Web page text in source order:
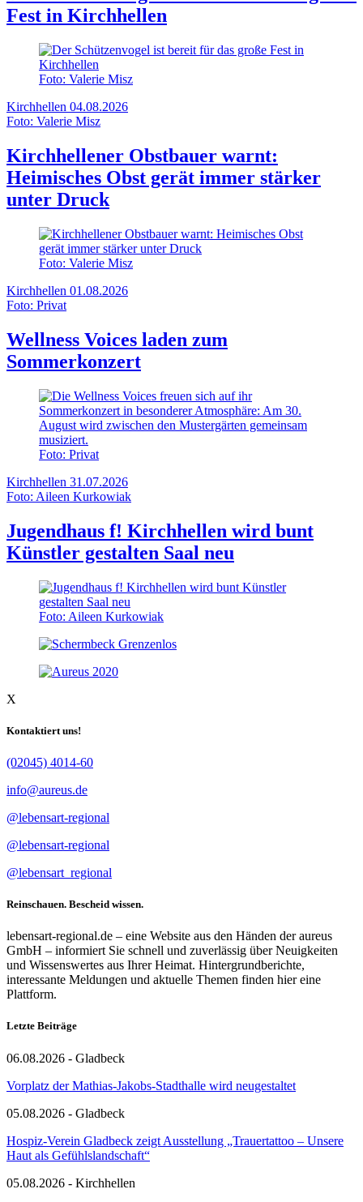
Fest in Kirchhellen
Foto: Valerie Misz
Kirchhellen 04.08.2026
Foto: Valerie Misz
Kirchhellener Obstbauer warnt:
Heimisches Obst gerät immer stärker
unter Druck
Foto: Valerie Misz
Kirchhellen 01.08.2026
Foto: Privat
Wellness Voices laden zum
Sommerkonzert
Foto: Privat
Kirchhellen 31.07.2026
Foto: Aileen Kurkowiak
Jugendhaus f! Kirchhellen wird bunt
Künstler gestalten Saal neu
Foto: Aileen Kurkowiak
X
Kontaktiert uns!
(02045) 4014-60
info@aureus.de
@lebensart-regional
@lebensart-regional
@lebensart_regional
Reinschauen. Bescheid wissen.
lebensart-regional.de – eine Website aus den Händen der aureus
GmbH – informiert Sie schnell und zuverlässig über Neuigkeiten
und Wissenswertes aus Ihrer Heimat. Hintergrundberichte,
interessante Meldungen und aktuelle Themen finden hier eine
Plattform.
Letzte Beiträge
06.08.2026 - Gladbeck
Vorplatz der Mathias-Jakobs-Stadthalle wird neugestaltet
05.08.2026 - Gladbeck
Hospiz-Verein Gladbeck zeigt Ausstellung „Trauertattoo – Unsere
Haut als Gefühlslandschaft“
05.08.2026 - Kirchhellen